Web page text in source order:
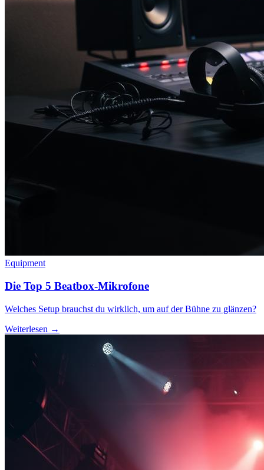
Equipment
Die Top 5 Beatbox-Mikrofone
Welches Setup brauchst du wirklich, um auf der Bühne zu glänzen?
Weiterlesen →